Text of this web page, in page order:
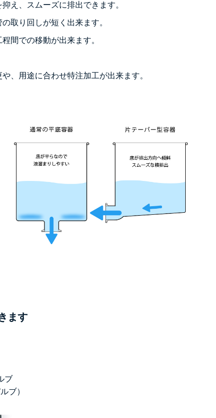
え、スムーズに排出できます。
取り回しが短く出来ます。
間での移動が出来ます。
、用途に合わせ特注加工が出来ます。
ます
ブ
ブ）